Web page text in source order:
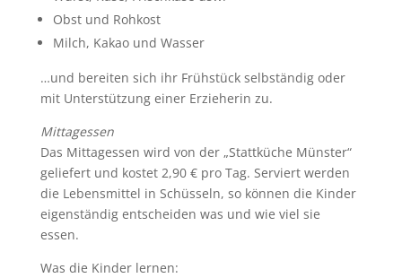
Obst und Rohkost
Milch, Kakao und Wasser
…und bereiten sich ihr Frühstück selbständig oder
mit Unterstützung einer Erzieherin zu.
Mittagessen
Das Mittagessen wird von der „Stattküche Münster“
geliefert und kostet 2,90 € pro Tag. Serviert werden
die Lebensmittel in Schüsseln, so können die Kinder
eigenständig entscheiden was und wie viel sie
essen.
Was die Kinder lernen: